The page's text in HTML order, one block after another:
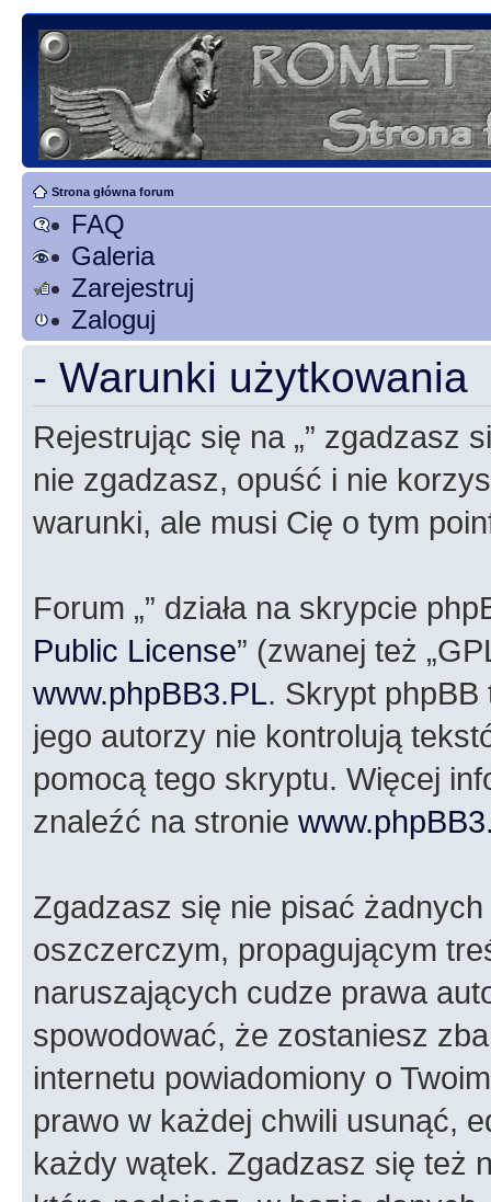
Strona główna forum
FAQ
Galeria
Zarejestruj
Zaloguj
- Warunki użytkowania
Rejestrując się na „” zgadzasz
nie zgadzasz, opuść i nie
warunki, ale musi Cię o tym
Forum „” działa na skrypcie
Public License” (zwanej też
www.phpBB3.PL. Skrypt phpBB
jego autorzy nie kontrolują
pomocą tego skryptu. Więcej
znaleźć na stronie
Zgadzasz się nie pisać
oszczerczym, propagującym
naruszających cudze prawa
spowodować, że zostaniesz
internetu powiadomiony o
prawo w każdej chwili usunąć,
każdy wątek. Zgadzasz się też